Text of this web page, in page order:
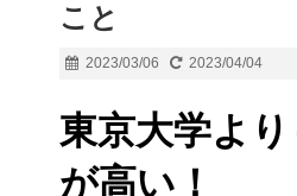
こと
2023/03/06 2023/04/04
東京大学よ
が高い！